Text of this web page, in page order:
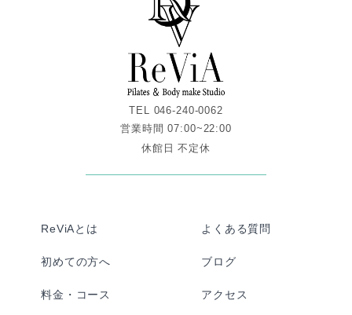
TEL 046-240-0062
営業時間 07:00~22:00
休館日 不定休
ReViAとは
初めての方へ
料金・コース
よくある質問
ブログ
アクセス